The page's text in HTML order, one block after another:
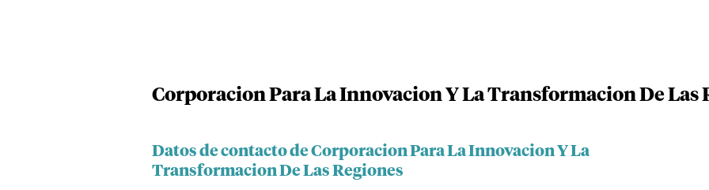
Corporacion Para La Innovacion Y La Transformacion De Las
Datos de contacto de Corporacion Para La Innovacion Y La
Transformacion De Las Regiones